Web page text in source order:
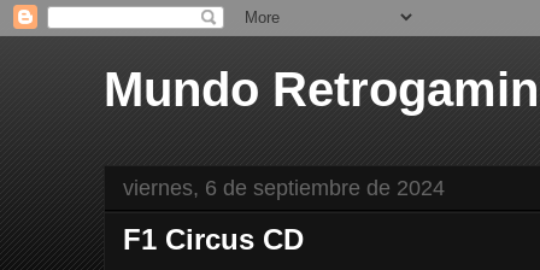
Mundo
viernes, 6 de septiembre de 2024
F1 Circus CD